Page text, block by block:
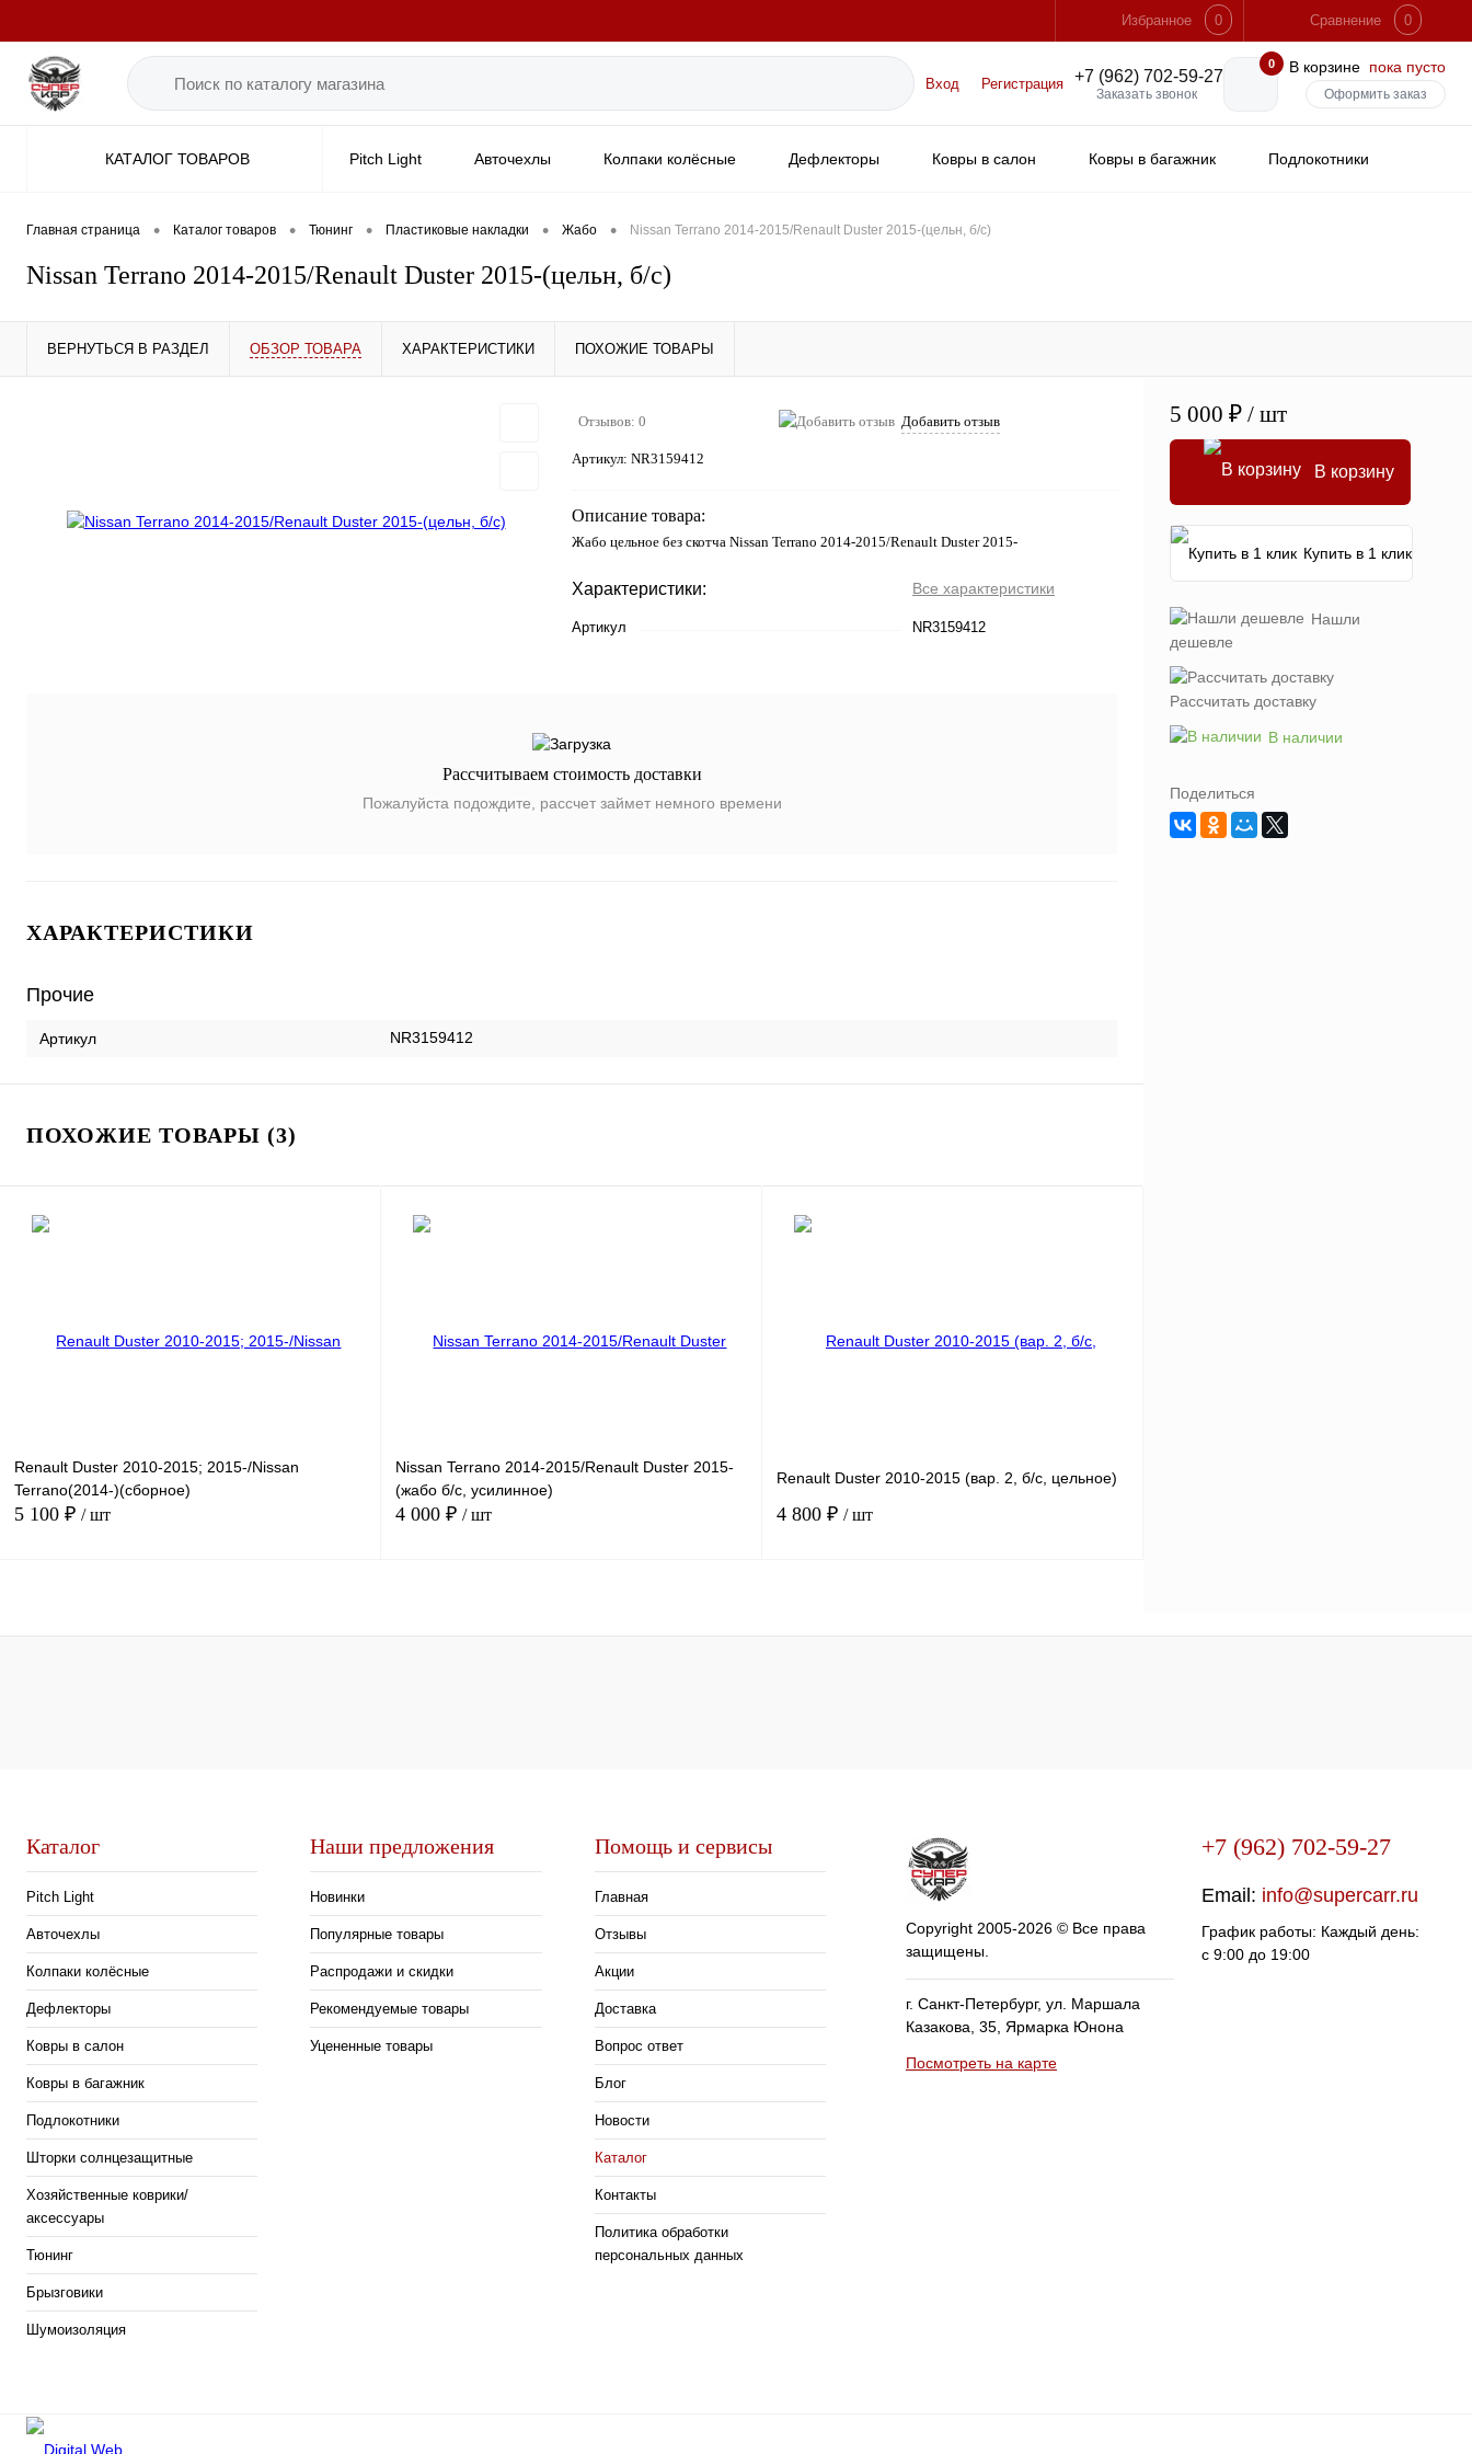
Избранное 0 Сравнение 0
Вход Регистрация +7 (962) 702-59-27
Заказать звонок
0 В корзине пока пусто
Оформить заказ
КАТАЛОГ ТОВАРОВ Pitch Light Авточехлы Колпаки колёсные Дефлекторы Ковры в салон Ковры в багажник Подлокотники
Шторки солнцезащитные Хозяйственные коврики/аксессуары Тюнинг
Главная страница • Каталог товаров • Тюнинг • Пластиковые накладки • Жабо • Nissan Terrano 2014-2015/Renault Duster 2015-(цельн, б/с)
Nissan Terrano 2014-2015/Renault Duster 2015-(цельн, б/с)
ВЕРНУТЬСЯ В РАЗДЕЛ ОБЗОР ТОВАРА ХАРАКТЕРИСТИКИ ПОХОЖИЕ ТОВАРЫ
Отзывов: 0 Добавить отзыв
Артикул: NR3159412
Описание товара:
Жабо цельное без скотча Nissan Terrano 2014-2015/Renault Duster 2015-
Характеристики: Все характеристики
Артикул NR3159412
Рассчитываем стоимость доставки
Пожалуйста подождите, рассчет займет немного времени
ХАРАКТЕРИСТИКИ
Прочие
Артикул NR3159412
ПОХОЖИЕ ТОВАРЫ (3)
Renault Duster 2010-2015; 2015-/Nissan
Terrano(2014-)(сборное)
5 100 ₽ / шт
Nissan Terrano 2014-2015/Renault Duster 2015-
(жабо б/с, усилинное)
4 000 ₽ / шт
Renault Duster 2010-2015 (вар. 2, б/с, цельное)
4 800 ₽ / шт
5 000 ₽ / шт
В корзину
Купить в 1 клик
Нашли
дешевле
Рассчитать доставку
В наличии
Поделиться
Каталог
Pitch Light
Авточехлы
Колпаки колёсные
Дефлекторы
Ковры в салон
Ковры в багажник
Подлокотники
Шторки солнцезащитные
Хозяйственные коврики/
аксессуары
Тюнинг
Брызговики
Шумоизоляция
Наши предложения
Новинки
Популярные товары
Распродажи и скидки
Рекомендуемые товары
Уцененные товары
Помощь и сервисы
Главная
Отзывы
Акции
Доставка
Вопрос ответ
Блог
Новости
Каталог
Контакты
Политика обработки
персональных данных
Copyright 2005-2026 © Все права
защищены.
г. Санкт-Петербург, ул. Маршала
Казакова, 35, Ярмарка Юнона
Посмотреть на карте
+7 (962) 702-59-27
Email: info@supercarr.ru
График работы: Каждый день:
с 9:00 до 19:00